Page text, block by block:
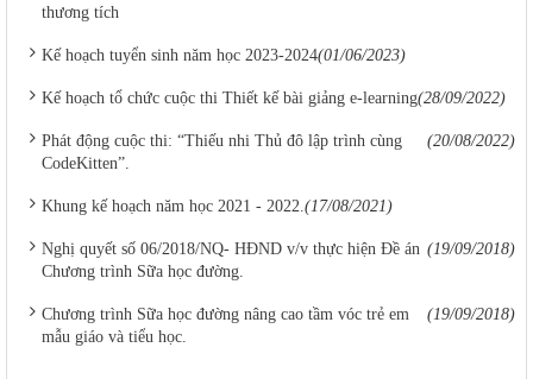
thương tích
Kế hoạch tuyển sinh năm học 2023-2024(01/06/2023)
Kế hoạch tổ chức cuộc thi Thiết kế bài giảng e-learning(28/09/2022)
Phát động cuộc thi: “Thiếu nhi Thủ đô lập trình cùng
CodeKitten”.
(20/08/2022)
Khung kế hoạch năm học 2021 - 2022.(17/08/2021)
Nghị quyết số 06/2018/NQ- HĐND v/v thực hiện Đề án
Chương trình Sữa học đường.
(19/09/2018)
Chương trình Sữa học đường nâng cao tầm vóc trẻ em
mẫu giáo và tiểu học.
(19/09/2018)